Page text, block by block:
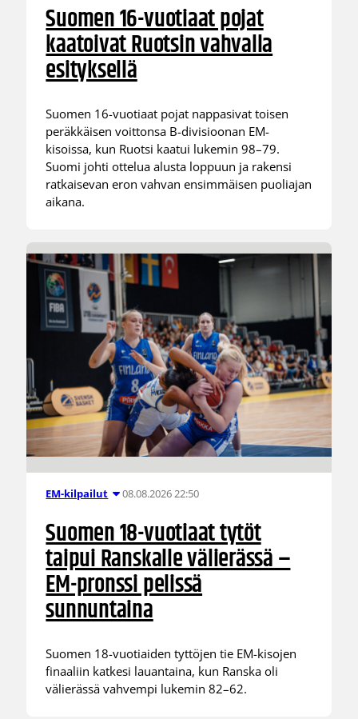
Suomen 16-vuotiaat pojat
kaatoivat Ruotsin vahvalla
esityksellä
Suomen 16-vuotiaat pojat nappasivat toisen
peräkkäisen voittonsa B-divisioonan EM-
kisoissa, kun Ruotsi kaatui lukemin 98–79.
Suomi johti ottelua alusta loppuun ja rakensi
ratkaisevan eron vahvan ensimmäisen puoliajan
aikana.
EM-kilpailut 08.08.2026 22:50
Suomen 18-vuotiaat tytöt
taipui Ranskalle välierässä –
EM-pronssi pelissä
sunnuntaina
Suomen 18-vuotiaiden tyttöjen tie EM-kisojen
finaaliin katkesi lauantaina, kun Ranska oli
välierässä vahvempi lukemin 82–62.